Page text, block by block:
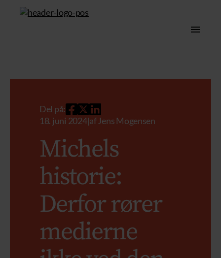
18. juni 2024|af Jens Mogensen
Del på:
Michels
historie:
Derfor rører
medierne